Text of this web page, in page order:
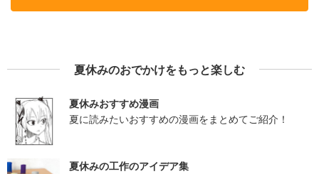
夏休みのおでかけをもっと楽しむ
夏休みおすすめ漫画
夏に読みたいおすすめの漫画をまとめてご紹介！
夏休みの工作のアイデア集